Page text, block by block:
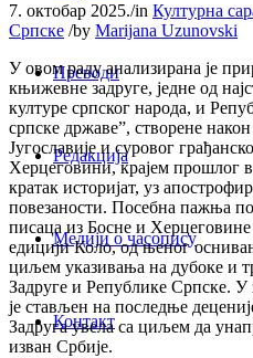
Преводи
Редакција
Медији о часопису
Контакт
7. октобар 2025./in Културна
Српске /by Marijana Uzunovski
У овом раду анализирана је
књижевне задруге, једне од
културе српског народа, и
српске државе”, створене
Југославије и суровог
Херцеговини, крајем прошлог
кратак историјат, уз
повезаности. Посебна пажња
писаца из Босне и Херцеговине
едицији Коло, од њеног
циљем указивања на дубоке и
Задруге и Републике Српске.
је стављен на последње
Задруга увела са циљем да
изван Србије.